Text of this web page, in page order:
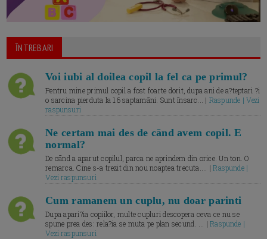
ĪNTREBARI
Voi iubi al doilea copil la fel ca pe primul?
Pentru mine primul copil a fost foarte dorit, dupa ani de a?teptari ?i
o sarcina pierduta la 16 saptamāni. Sunt īnsarc... | Raspunde | Vezi
raspunsuri
Ne certam mai des de cānd avem copil. E
normal?
De cānd a aparut copilul, parca ne aprindem din orice. Un ton. O
remarca. Cine s-a trezit din nou noaptea trecuta.... |Raspunde |
Vezi raspunsuri
Cum ramanem un cuplu, nu doar parinti
Dupa apari?ia copiilor, multe cupluri descopera ceva ce nu se
spune prea des: rela?ia se muta pe plan secund. ... |Raspunde |
Vezi raspunsuri